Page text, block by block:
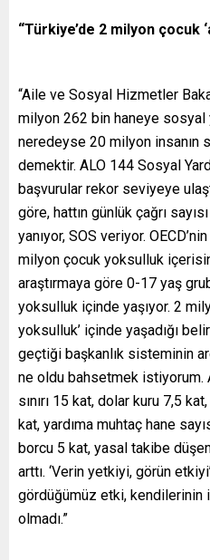
“Türkiye’de 2 milyon çocuk
“Aile ve Sosyal Hizmetler
milyon 262 bin haneye sosyal
neredeyse 20 milyon insanın
demektir. ALO 144 Sosyal
başvurular rekor seviyeye
göre, hattın günlük çağrı
yanıyor, SOS veriyor.
milyon çocuk yoksulluk
araştırmaya göre 0-17 yaş
yoksulluk içinde yaşıyor. 2
yoksulluk’ içinde yaşadığı
geçtiği başkanlık sisteminin
ne oldu bahsetmek istiyorum.
sınırı 15 kat, dolar kuru 7,5
kat, yardıma muhtaç hane
borcu 5 kat, yasal takibe
arttı. ‘Verin yetkiyi, görün
gördüğümüz etki,
olmadı.”